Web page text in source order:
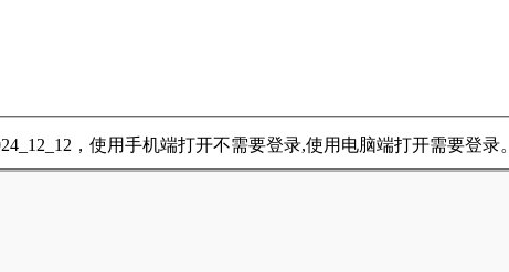
，使用手机端打开不需要登录,使用电脑端打开需要登录